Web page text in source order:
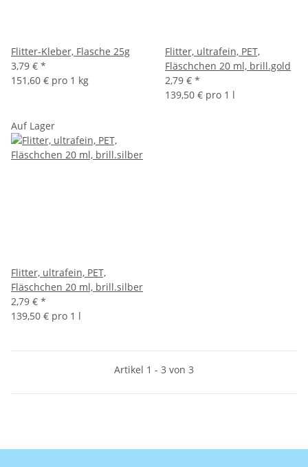
Flitter-Kleber, Flasche 25g
3,79 € *
151,60 € pro 1 kg
Flitter, ultrafein, PET,
Fläschchen 20 ml, brill.gold
2,79 € *
139,50 € pro 1 l
Auf Lager
Flitter, ultrafein, PET,
Fläschchen 20 ml, brill.silber
2,79 € *
139,50 € pro 1 l
Artikel 1 - 3 von 3